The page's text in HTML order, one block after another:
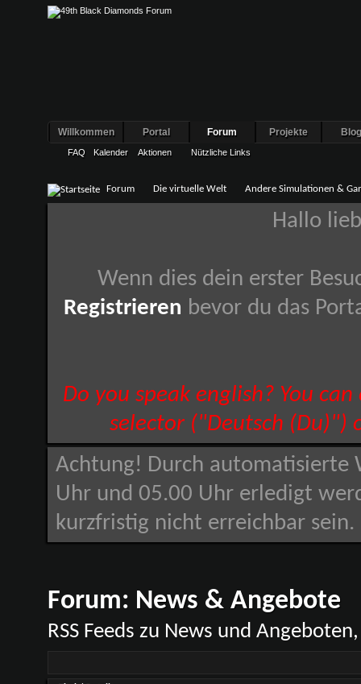
Willkommen Portal Forum
FAQ Kalender Aktionen Nützliche Links
Projekte
Forum Die virtuelle Welt Andere Simulationen &
Hallo
Wenn dies dein erster
Registrieren bevor du das
Do you speak english? You
selector ("Deutsch (Du)")
Achtung! Durch automatisierte
Uhr und 05.00 Uhr erledigt
kurzfristig nicht erreichbar
Forum: News & Angebote
RSS Feeds zu News und